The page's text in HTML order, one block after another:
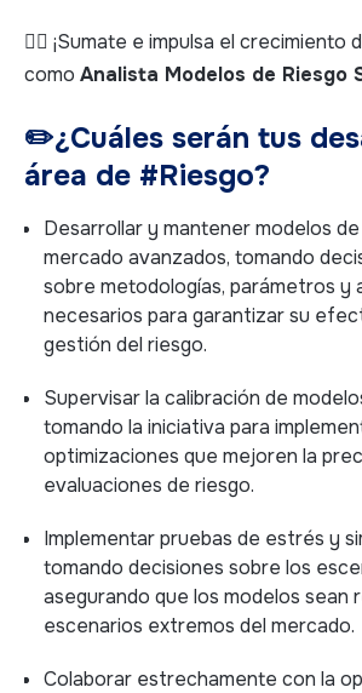
👉🏻 ¡Sumate e impulsa el crecimiento
como Analista Modelos de Riesgo
✏️¿Cuáles serán tus
área de #Riesgo?
Desarrollar y mantener modelos
mercado avanzados, tomando
sobre metodologías, parámetros y
necesarios para garantizar su
gestión del riesgo.
Supervisar la calibración de
tomando la iniciativa para
optimizaciones que mejoren la
evaluaciones de riesgo.
Implementar pruebas de estrés y
tomando decisiones sobre los
asegurando que los modelos sean
escenarios extremos del mercado.
Colaborar estrechamente con la